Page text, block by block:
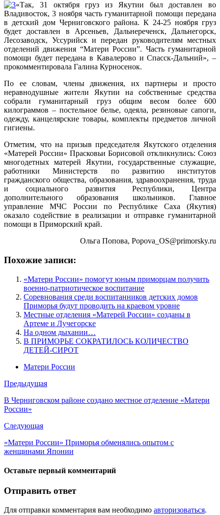
«Так, 31 октября груз из Якутии был доставлен во
Владивосток, 3 ноября часть гуманитарной помощи передана
в детский дом Черниговского района. К 24-25 ноября груз
будет доставлен в Арсеньев, Дальнереченск, Дальнегорск,
Лесозаводск, Уссурийск и передан руководителям местных
отделений движения “Матери России”. Часть гуманитарной
помощи будет передана в Кавалерово и Спасск-Дальний», –
прокомментировала Галина Курносенок.
По ее словам, члены движения, их партнеры и просто
неравнодушные жители Якутии на собственные средства
собрали гуманитарный груз общим весом более 600
килограммов – постельное белье, одеяла, резиновые сапоги,
одежду, канцелярские товары, комплекты предметов личной
гигиены.
Отметим, что на призыв председателя Якутского отделения
«Матерей России» Прасковьи Борисовой откликнулись: Союз
многодетных матерей Якутии, государственные служащие,
работники Министерств по развитию институтов
гражданского общества, образования, здравоохранения, труда
и социального развития Республики, Центра
дополнительного образования школьников. Главное
управление МЧС России по Республике Саха (Якутия)
оказало содействие в реализации и отправке гуманитарной
помощи в Приморский край.
Ольга Попова, Popova_OS@primorsky.ru
Похожие записи:
«Матери России» помогут юным приморцам получить
военно-патриотическое воспитание
Соревнования среди воспитанников детских домов
Приморья будут проводить на краевом уровне
Местные отделения «Матерей России» созданы в
Артеме и Лучегорске
На одном дыхании…
В ПРИМОРЬЕ СОКРАТИЛОСЬ КОЛИЧЕСТВО
ДЕТЕЙ-СИРОТ
Матери России
Предыдущая
В Черниговском районе создано местное отделение «Матери
России»
Следующая
«Матери России» Приморья обменялись опытом с
женщинами Японии
Оставьте первый комментарий
Отправить ответ
Для отправки комментария вам необходимо авторизоваться.